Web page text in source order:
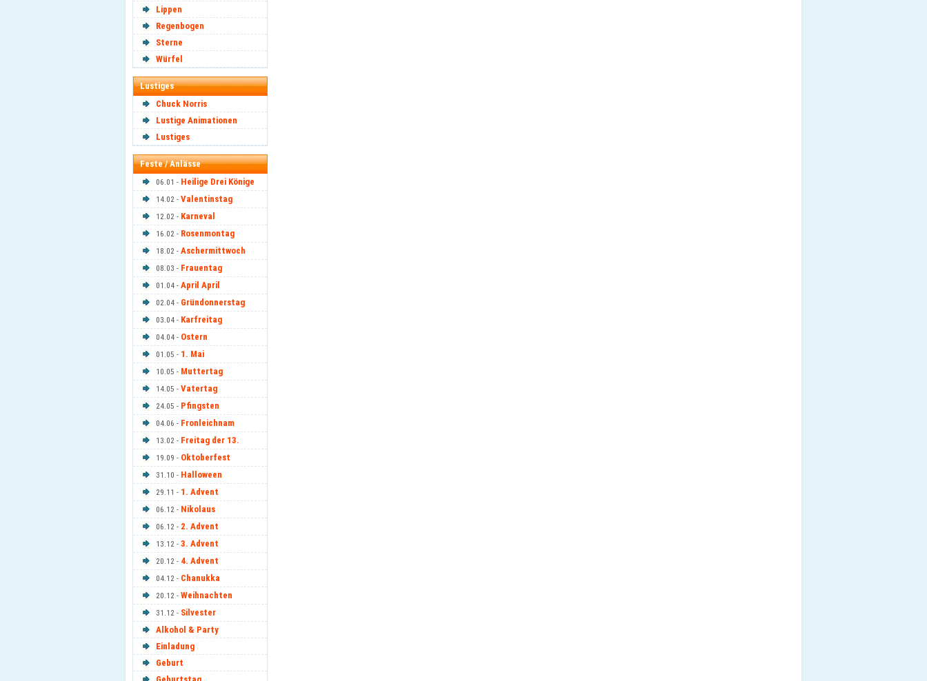
Lippen
Regenbogen
Sterne
Würfel
Lustiges
Chuck Norris
Lustige Animationen
Lustiges
Feste / Anlässe
06.01 - Heilige Drei Könige
14.02 - Valentinstag
12.02 - Karneval
16.02 - Rosenmontag
18.02 - Aschermittwoch
08.03 - Frauentag
01.04 - April April
02.04 - Gründonnerstag
03.04 - Karfreitag
04.04 - Ostern
01.05 - 1. Mai
10.05 - Muttertag
14.05 - Vatertag
24.05 - Pfingsten
04.06 - Fronleichnam
13.02 - Freitag der 13.
19.09 - Oktoberfest
31.10 - Halloween
29.11 - 1. Advent
06.12 - Nikolaus
06.12 - 2. Advent
13.12 - 3. Advent
20.12 - 4. Advent
04.12 - Chanukka
20.12 - Weihnachten
31.12 - Silvester
Alkohol & Party
Einladung
Geburt